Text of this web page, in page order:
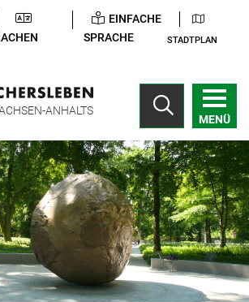
EINFACHE
SPRACHE
STADTPLAN
ANHALTS
MENÜ